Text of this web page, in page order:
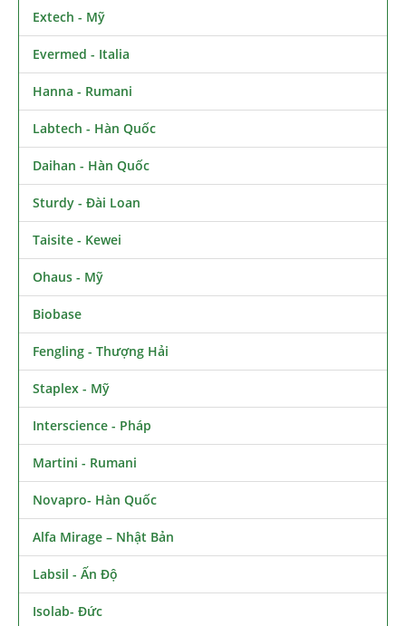
Extech - Mỹ
Evermed - Italia
Hanna - Rumani
Labtech - Hàn Quốc
Daihan - Hàn Quốc
Sturdy - Đài Loan
Taisite - Kewei
Ohaus - Mỹ
Biobase
Fengling - Thượng Hải
Staplex - Mỹ
Interscience - Pháp
Martini - Rumani
Novapro- Hàn Quốc
Alfa Mirage – Nhật Bản
Labsil - Ấn Độ
Isolab- Đức